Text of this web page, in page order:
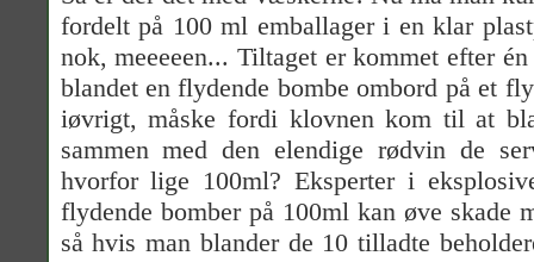
fordelt på 100 ml emballager i en klar
nok, meeeeen... Tiltaget er kommet efter
blandet en flydende bombe ombord på et
iøvrigt, måske fordi klovnen kom til at
sammen med den elendige rødvin de
hvorfor lige 100ml? Eksperter i
flydende bomber på 100ml kan øve skade
så hvis man blander de 10 tilladte